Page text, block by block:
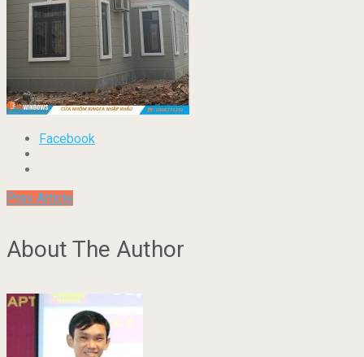
Facebook
Prev Article
About The Author